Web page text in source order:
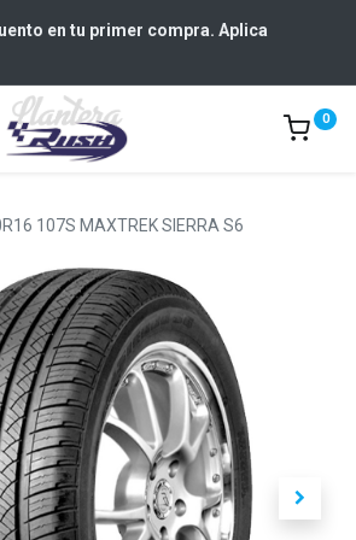
en tu primer compra. Aplica
0
107S MAXTREK SIERRA S6